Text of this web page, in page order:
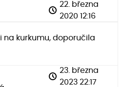
22. března
2020 12:16
na kurkumu, doporučila
23. března
2023 22:17